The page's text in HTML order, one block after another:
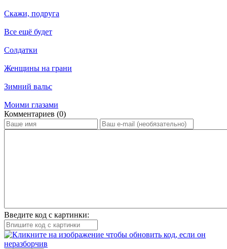
Скажи, подруга
Все ещё будет
Солдатки
Женщины на грани
Зимний вальс
Моими глазами
Ком­мен­та­ри­ев (0)
Введите код с картинки: